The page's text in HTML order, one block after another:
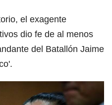
el exagente
dio fe de al menos
del Batallón Jaime